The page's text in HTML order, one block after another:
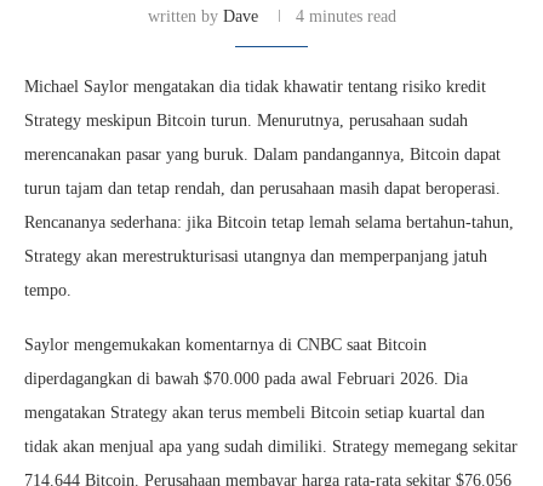
written by Dave 4 minutes read
Michael Saylor mengatakan dia tidak khawatir tentang risiko kredit
Strategy meskipun Bitcoin turun. Menurutnya, perusahaan sudah
merencanakan pasar yang buruk. Dalam pandangannya, Bitcoin dapat
turun tajam dan tetap rendah, dan perusahaan masih dapat beroperasi.
Rencananya sederhana: jika Bitcoin tetap lemah selama bertahun-tahun,
Strategy akan merestrukturisasi utangnya dan memperpanjang jatuh
tempo.
Saylor mengemukakan komentarnya di CNBC saat Bitcoin
diperdagangkan di bawah $70.000 pada awal Februari 2026. Dia
mengatakan Strategy akan terus membeli Bitcoin setiap kuartal dan
tidak akan menjual apa yang sudah dimiliki. Strategy memegang sekitar
714.644 Bitcoin. Perusahaan membayar harga rata-rata sekitar $76.056